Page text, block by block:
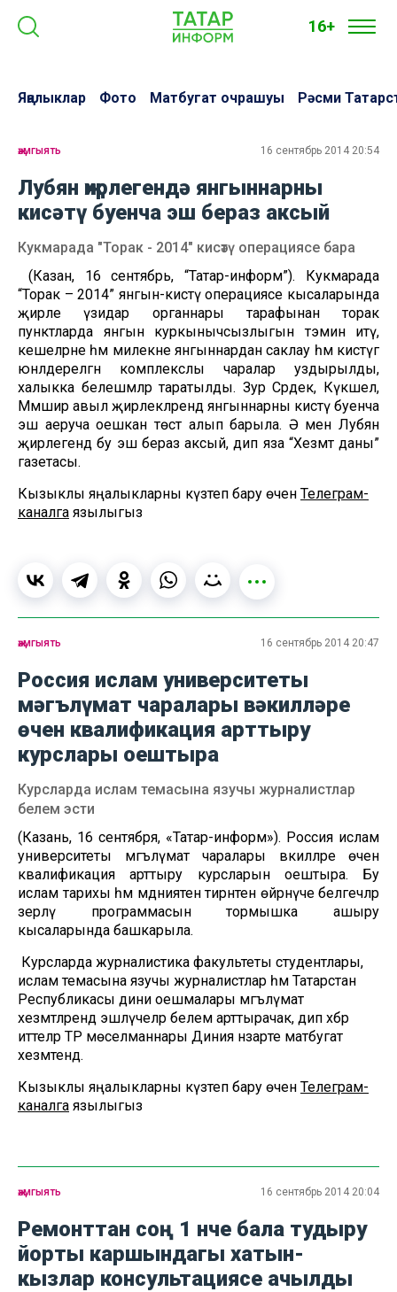
16+
Яңалыклар Фото Матбугат очрашуы Рәсми
җәмгыять 16 сентябрь 2014 20:54
Лубян җирлегендә янгыннарны
кисәтү буенча эш бераз аксый
Кукмарада "Торак - 2014" кисәтү операциясе бара
(Казан, 16 сентябрь, “Татар-информ”). Кукмарада
“Торак – 2014” янгын-кисәтү операциясе кысаларында
җирле үзидарә органнары тарафынан торак
пунктларда янгын куркынычсызлыгын тәэмин итү,
кешеләрне һәм милекне янгыннардан саклау һәм кисәтүгә
юнәлдерелгән комплекслы чаралар уздырылды,
халыкка белешмәләр таратылды. Зур Сәрдек, Күкшел,
Мәмәшир авыл җирлекләрендә янгыннарны кисәтү буенча
эш аеруча оешкан төстә алып барыла. Ә менә Лубян
җирлегендә бу эш бераз аксый, дип яза “Хезмәт даны”
газетасы.
Кызыклы яңалыкларны күзәтеп бару өчен Телеграм-
каналга язылыгыз
җәмгыять 16 сентябрь 2014 20:47
Россия ислам университеты
мәгълүмат чаралары вәкилләре
өчен квалификация арттыру
курслары оештыра
Курсларда ислам темасына язучы журналистлар
белем эсти
(Казань, 16 сентября, «Татар-информ»). Россия ислам
университеты мәгълүмат чаралары вәкилләре өчен
квалификация арттыру курсларын оештыра. Бу
ислам тарихы һәм мәдәниятен тирәнтен өйрәнүче белгечләр
әзерләү программасын тормышка ашыру
кысаларында башкарыла.
Курсларда журналистика факультеты студентлары,
ислам темасына язучы журналистлар һәм Татарстан
Республикасы дини оешмалары мәгълүмат
хезмәтләрендә эшләүчеләр белем арттырачак, дип хәбәр
иттеләр ТР мөселманнары Диния нәзарәте матбугат
хезмәтендә.
Кызыклы яңалыкларны күзәтеп бару өчен Телеграм-
каналга язылыгыз
җәмгыять 16 сентябрь 2014 20:04
Ремонттан соң 1 нче бала тудыру
йорты каршындагы хатын-
кызлар консультациясе ачылды